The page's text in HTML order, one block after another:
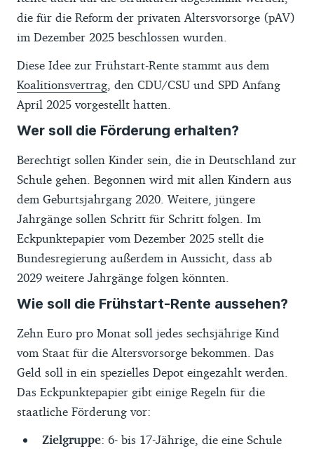
die für die Reform der privaten Altersvorsorge (pAV)
im Dezember 2025 beschlossen wurden.
Diese Idee zur Frühstart-Rente stammt aus dem
Koalitionsvertrag , den CDU/CSU und SPD Anfang
April 2025 vorgestellt hatten.
Wer soll die Förderung erhalten?
Berechtigt sollen Kinder sein, die in Deutschland zur
Schule gehen. Begonnen wird mit allen Kindern aus
dem Geburtsjahrgang 2020. Weitere, jüngere
Jahrgänge sollen Schritt für Schritt folgen. Im
Eckpunktepapier vom Dezember 2025 stellt die
Bundesregierung außerdem in Aussicht, dass ab
2029 weitere Jahrgänge folgen könnten.
Wie soll die Frühstart-Rente aussehen?
Zehn Euro pro Monat soll jedes sechsjährige Kind
vom Staat für die Altersvorsorge bekommen. Das
Geld soll in ein spezielles Depot eingezahlt werden.
Das Eckpunktepapier gibt einige Regeln für die
staatliche Förderung vor:
Zielgruppe: 6- bis 17-Jährige, die eine Schule